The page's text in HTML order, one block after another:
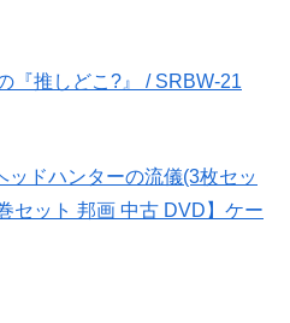
『推しどこ?』 / SRBW-21
ッドハンターの流儀(3枚セッ
セット 邦画 中古 DVD】ケー